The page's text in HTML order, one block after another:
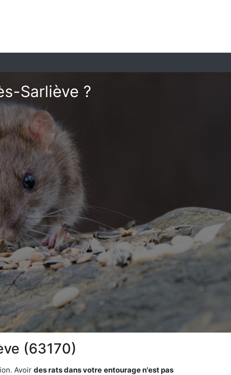
Sarliève ?
(63170)
Avoir des rats dans votre entourage n'est pas